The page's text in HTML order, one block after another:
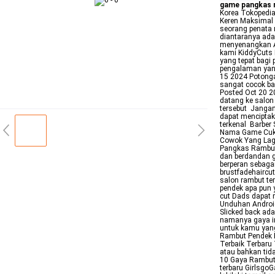
game pangkas
Korea
Keren
seorang
diantaranya
menyenangkan
kami
yang tepat bagi
pengalaman
15 2024
sangat cocok
Posted Oct 20
datang ke salon
tersebut
dapat
terkenal Barber
Nama Game
Cowok Yang
Pangkas
dan berdandan
berperan
salon rambut
pendek apa
cut Dads dapat
Unduhan
Slicked back
namanya gaya
untuk kamu
Rambut
Terbaik
atau bahkan
10 Gaya
terbaru